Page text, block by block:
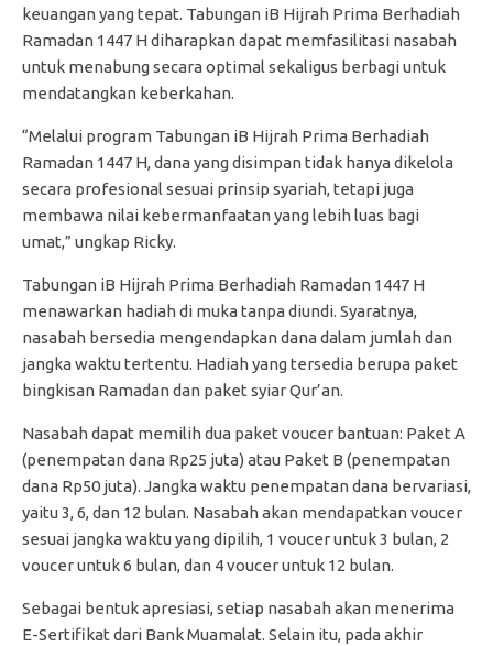
keuangan yang tepat. Tabungan iB Hijrah Prima Berhadiah
Ramadan 1447 H diharapkan dapat memfasilitasi nasabah
untuk menabung secara optimal sekaligus berbagi untuk
mendatangkan keberkahan.
“Melalui program Tabungan iB Hijrah Prima Berhadiah
Ramadan 1447 H, dana yang disimpan tidak hanya dikelola
secara profesional sesuai prinsip syariah, tetapi juga
membawa nilai kebermanfaatan yang lebih luas bagi
umat,” ungkap Ricky.
Tabungan iB Hijrah Prima Berhadiah Ramadan 1447 H
menawarkan hadiah di muka tanpa diundi. Syaratnya,
nasabah bersedia mengendapkan dana dalam jumlah dan
jangka waktu tertentu. Hadiah yang tersedia berupa paket
bingkisan Ramadan dan paket syiar Qur’an.
Nasabah dapat memilih dua paket voucer bantuan: Paket A
(penempatan dana Rp25 juta) atau Paket B (penempatan
dana Rp50 juta). Jangka waktu penempatan dana bervariasi,
yaitu 3, 6, dan 12 bulan. Nasabah akan mendapatkan voucer
sesuai jangka waktu yang dipilih, 1 voucer untuk 3 bulan, 2
voucer untuk 6 bulan, dan 4 voucer untuk 12 bulan.
Sebagai bentuk apresiasi, setiap nasabah akan menerima
E-Sertifikat dari Bank Muamalat. Selain itu, pada akhir